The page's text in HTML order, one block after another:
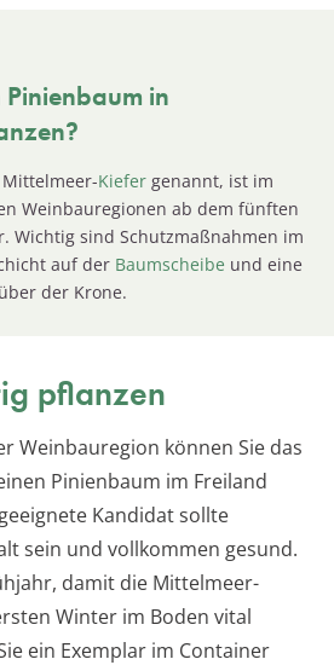
in
Kiefer genannt, ist im
Weinbauregionen ab dem fünften
Wichtig sind Schutzmaßnahmen im
auf der Baumscheibe und eine
der Krone.
pflanzen
Weinbauregion können Sie das
Pinienbaum im Freiland
Kandidat sollte
sein und vollkommen gesund.
damit die Mittelmeer-
Winter im Boden vital
ein Exemplar im Container